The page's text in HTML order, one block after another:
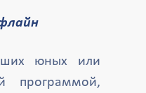
юных или
программой,